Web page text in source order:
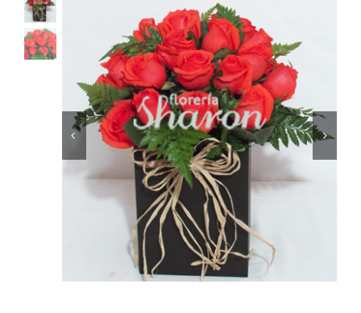
Tulipanes
Orquídeas
Tipo de Flor